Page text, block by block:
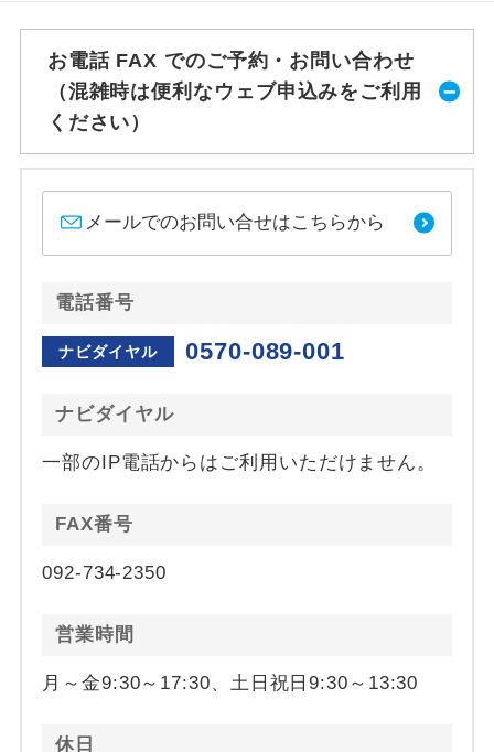
お電話 FAX でのご予約・お問い合わせ
（混雑時は便利なウェブ申込みをご利用
ください）
メールでのお問い合せはこちらから
電話番号
ナビダイヤル 0570-089-001
ナビダイヤル
一部のIP電話からはご利用いただけません。
FAX番号
092-734-2350
営業時間
月～金9:30～17:30、土日祝日9:30～13:30
休日